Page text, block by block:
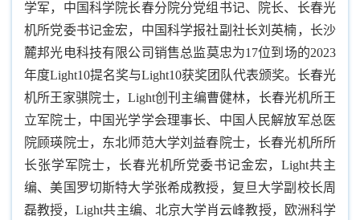
学军，中国科学院长春分院分党组书记、院长、长春光
机所党委书记金宏，中国科学报社副社长刘英楠，长沙
麓邦光电科技有限公司销售总监莫忠为17位到场的2023
年度Light10提名奖与Light10获奖团队代表颁奖。长春光
机所王家骐院士，Light创刊主编曹健林，长春光机所王
立军院士，中国光学学会理事长、中国人民解放军总医
院顾瑛院士，东北师范大学刘益春院士，长春光机所所
长张学军院士，长春光机所党委书记金宏，Light共主
编、美国罗切斯特大学张希成教授，复旦大学副校长周
磊教授，Light共主编、北京大学肖云峰教授，欧洲科学